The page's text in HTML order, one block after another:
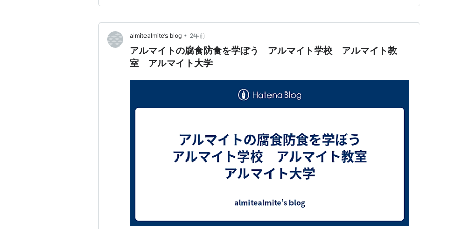
almitealmite’s blog • 2年前
アルマイトの腐食防食を学ぼう アルマイト学校 アルマイト教
室 アルマイト大学